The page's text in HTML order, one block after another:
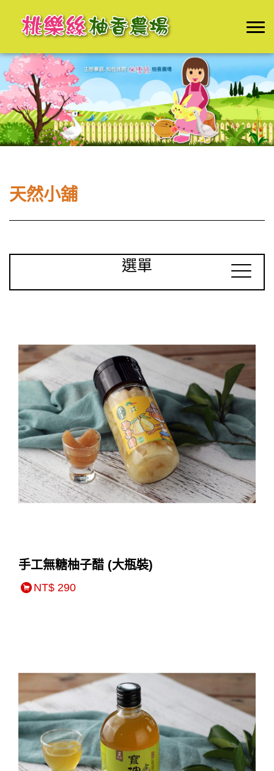
天然小舖
選單
手工無糖柚子醋 (大瓶裝)
NT$ 290